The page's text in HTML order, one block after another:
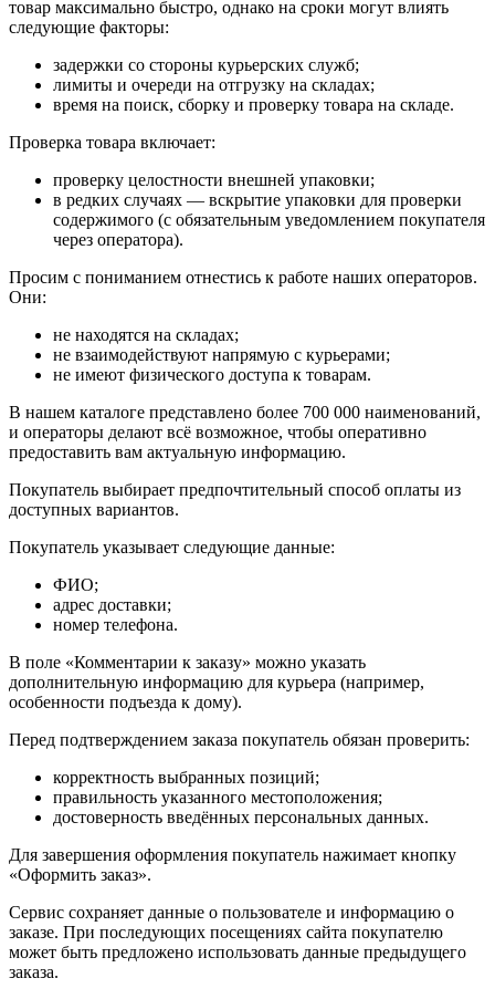
товар максимально быстро, однако на сроки могут влиять
следующие факторы:
задержки со стороны курьерских служб;
лимиты и очереди на отгрузку на складах;
время на поиск, сборку и проверку товара на складе.
Проверка товара включает:
проверку целостности внешней упаковки;
в редких случаях — вскрытие упаковки для проверки
содержимого (с обязательным уведомлением покупателя
через оператора).
Просим с пониманием отнестись к работе наших операторов.
Они:
не находятся на складах;
не взаимодействуют напрямую с курьерами;
не имеют физического доступа к товарам.
В нашем каталоге представлено более 700 000 наименований,
и операторы делают всё возможное, чтобы оперативно
предоставить вам актуальную информацию.
Покупатель выбирает предпочтительный способ оплаты из
доступных вариантов.
Покупатель указывает следующие данные:
ФИО;
адрес доставки;
номер телефона.
В поле «Комментарии к заказу» можно указать
дополнительную информацию для курьера (например,
особенности подъезда к дому).
Перед подтверждением заказа покупатель обязан проверить:
корректность выбранных позиций;
правильность указанного местоположения;
достоверность введённых персональных данных.
Для завершения оформления покупатель нажимает кнопку
«Оформить заказ».
Сервис сохраняет данные о пользователе и информацию о
заказе. При последующих посещениях сайта покупателю
может быть предложено использовать данные предыдущего
заказа.